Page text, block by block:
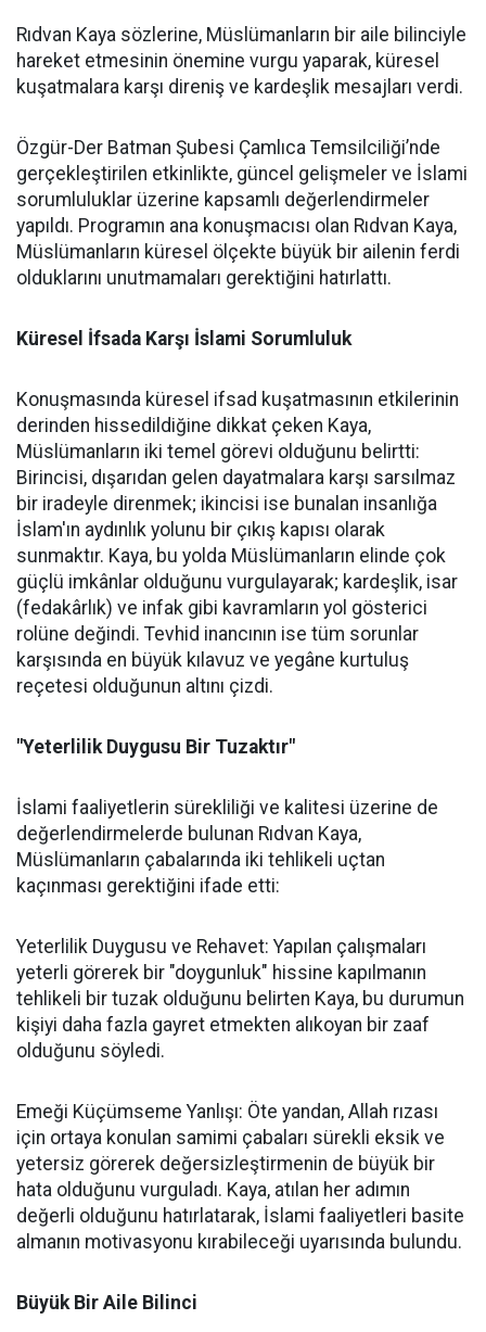
Rıdvan Kaya sözlerine, Müslümanların bir aile bilinciyle
hareket etmesinin önemine vurgu yaparak, küresel
kuşatmalara karşı direniş ve kardeşlik mesajları verdi.
Özgür-Der Batman Şubesi Çamlıca Temsilciliği’nde
gerçekleştirilen etkinlikte, güncel gelişmeler ve İslami
sorumluluklar üzerine kapsamlı değerlendirmeler
yapıldı. Programın ana konuşmacısı olan Rıdvan Kaya,
Müslümanların küresel ölçekte büyük bir ailenin ferdi
olduklarını unutmamaları gerektiğini hatırlattı.
Küresel İfsada Karşı İslami Sorumluluk
Konuşmasında küresel ifsad kuşatmasının etkilerinin
derinden hissedildiğine dikkat çeken Kaya,
Müslümanların iki temel görevi olduğunu belirtti:
Birincisi, dışarıdan gelen dayatmalara karşı sarsılmaz
bir iradeyle direnmek; ikincisi ise bunalan insanlığa
İslam'ın aydınlık yolunu bir çıkış kapısı olarak
sunmaktır. Kaya, bu yolda Müslümanların elinde çok
güçlü imkânlar olduğunu vurgulayarak; kardeşlik, isar
(fedakârlık) ve infak gibi kavramların yol gösterici
rolüne değindi. Tevhid inancının ise tüm sorunlar
karşısında en büyük kılavuz ve yegâne kurtuluş
reçetesi olduğunun altını çizdi.
"Yeterlilik Duygusu Bir Tuzaktır"
İslami faaliyetlerin sürekliliği ve kalitesi üzerine de
değerlendirmelerde bulunan Rıdvan Kaya,
Müslümanların çabalarında iki tehlikeli uçtan
kaçınması gerektiğini ifade etti:
Yeterlilik Duygusu ve Rehavet: Yapılan çalışmaları
yeterli görerek bir "doygunluk" hissine kapılmanın
tehlikeli bir tuzak olduğunu belirten Kaya, bu durumun
kişiyi daha fazla gayret etmekten alıkoyan bir zaaf
olduğunu söyledi.
Emeği Küçümseme Yanlışı: Öte yandan, Allah rızası
için ortaya konulan samimi çabaları sürekli eksik ve
yetersiz görerek değersizleştirmenin de büyük bir
hata olduğunu vurguladı. Kaya, atılan her adımın
değerli olduğunu hatırlatarak, İslami faaliyetleri basite
almanın motivasyonu kırabileceği uyarısında bulundu.
Büyük Bir Aile Bilinci